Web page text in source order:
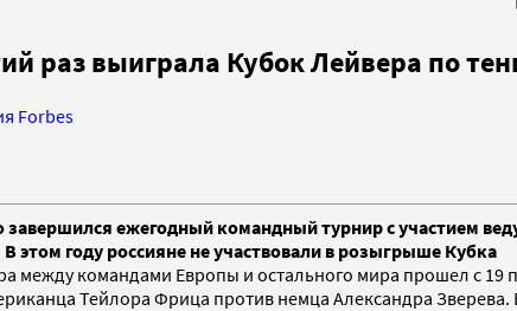
раз выиграла Кубок Лейвера по
Forbes
ежегодный командный турнир с участием
этом году россияне не участвовали в розыгрыше Кубка
между командами Европы и остального мира прошел с
Тейлора Фрица против немца Александра